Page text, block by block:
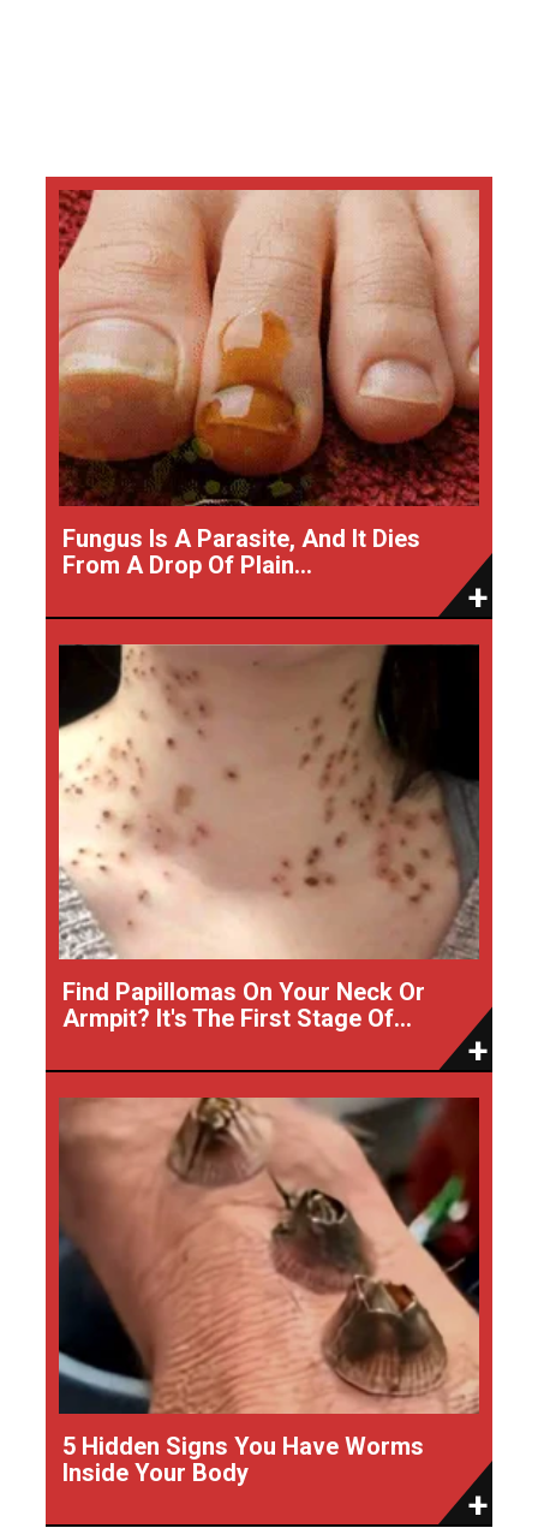
Fungus Is A Parasite, And It Dies
From A Drop Of Plain...
Find Papillomas On Your Neck Or
Armpit? It's The First Stage Of...
5 Hidden Signs You Have Worms
Inside Your Body